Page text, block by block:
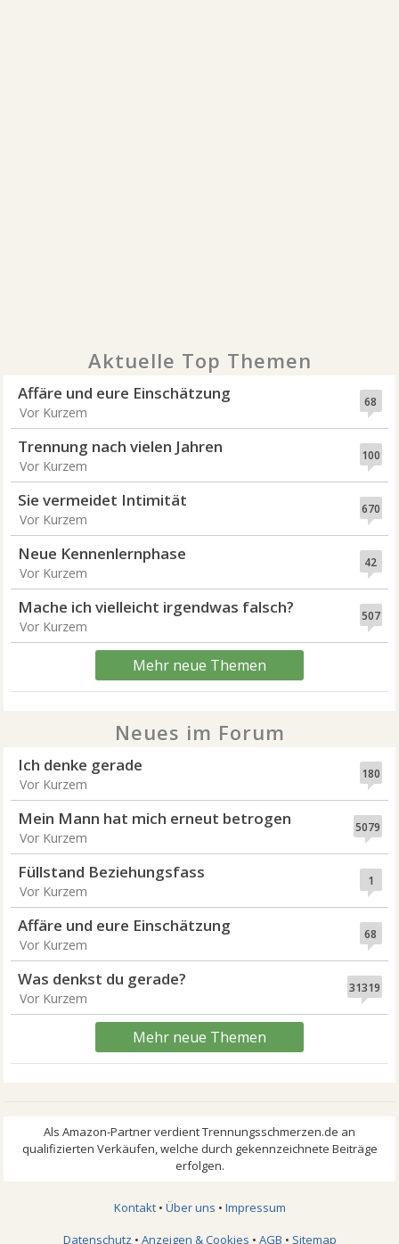
Aktuelle Top Themen
68
Affäre und eure Einschätzung
Vor Kurzem
100
Trennung nach vielen Jahren
Vor Kurzem
670
Sie vermeidet Intimität
Vor Kurzem
42
Neue Kennenlernphase
Vor Kurzem
507
Mache ich vielleicht irgendwas falsch?
Vor Kurzem
Mehr neue Themen
Neues im Forum
180
Ich denke gerade
Vor Kurzem
5079
Mein Mann hat mich erneut betrogen
Vor Kurzem
1
Füllstand Beziehungsfass
Vor Kurzem
68
Affäre und eure Einschätzung
Vor Kurzem
31319
Was denkst du gerade?
Vor Kurzem
Mehr neue Themen
Kontakt• Über uns • Impressum
Datenschutz • Anzeigen & Cookies • AGB • Sitemap